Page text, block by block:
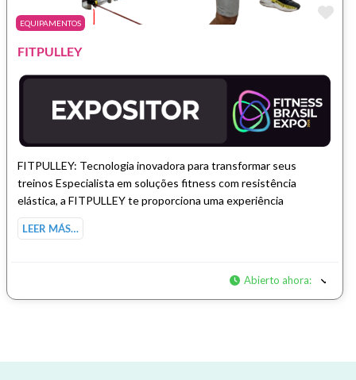
EQUIPAMENTOS
FITPULLEY
FITPULLEY: Tecnologia inovadora para transformar seus
treinos Especialista em soluções fitness com resistência
elástica, a FITPULLEY te proporciona uma experiência
LEER MÁS…
Abierto ahora: